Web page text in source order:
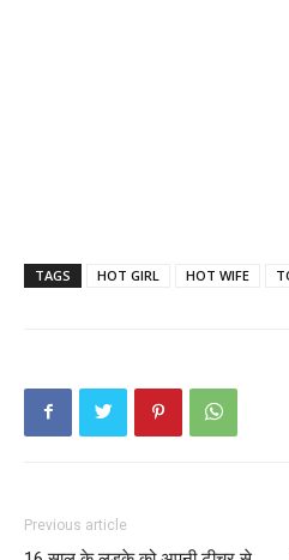
TAGS HOT GIRL HOT WIFE
Previous article